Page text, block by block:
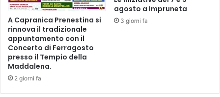
t
r
a
s
f
e
t
a
A Capranica Prenestina si
rinnova il tradizionale
appuntamento con il
Concerto di Ferragosto
presso il Tempio della
Maddalena.
2 giorni fa
agosto a Impruneta
3 giorni fa